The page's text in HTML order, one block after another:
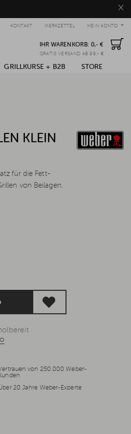
×
MEIN KONTO
MERKZETTEL
KONTAKT
IHR WARENKORB: 0,- €
GRATIS VERSAND AB 99,- €
GRILLKURSE + B2B STORE
KLEIN
für die Fett-
von Beilagen.
von 250.000 Weber-
20 Jahre Weber-Experte